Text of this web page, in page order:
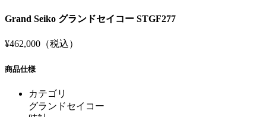
Grand Seiko グランドセイコー STGF277
¥462,000（税込）
商品仕様
カテゴリ
グランドセイコー